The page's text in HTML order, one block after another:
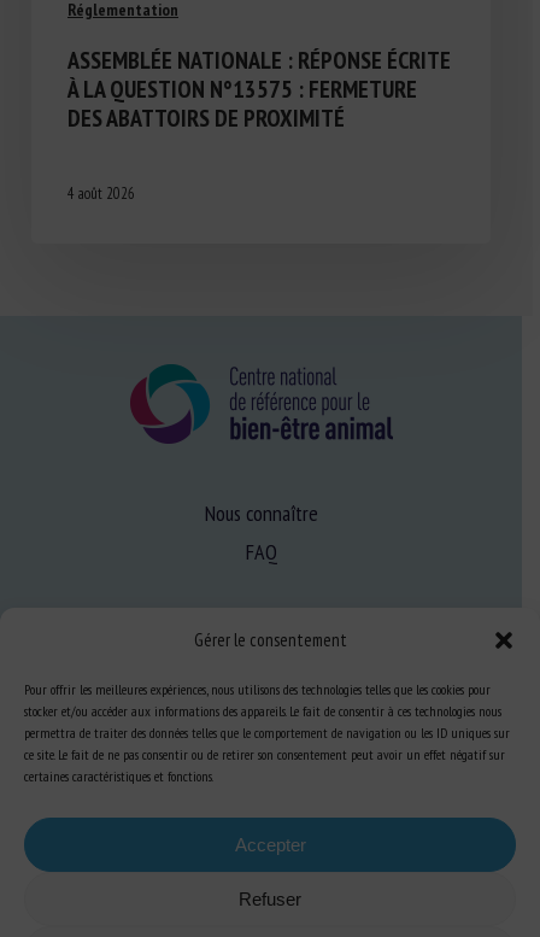
Gérer le consentement
Pour offrir les meilleures expériences, nous utilisons des technologies telles que les cookies pour
stocker et/ou accéder aux informations des appareils. Le fait de consentir à ces technologies nous
permettra de traiter des données telles que le comportement de navigation ou les ID uniques sur
ce site. Le fait de ne pas consentir ou de retirer son consentement peut avoir un effet négatif sur
certaines caractéristiques et fonctions.
Accepter
Refuser
Réglementation
ASSEMBLÉE NATIONALE : RÉPONSE ÉCRITE
À LA QUESTION N°13575 : FERMETURE
DES ABATTOIRS DE PROXIMITÉ
4 août 2026
Nous connaître
FAQ
Expertise
Se former au BEA
S’abonner aux actualités